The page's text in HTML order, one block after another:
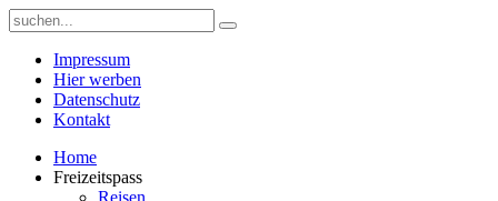
Impressum
Hier werben
Datenschutz
Kontakt
Home
Freizeitspass
Reisen